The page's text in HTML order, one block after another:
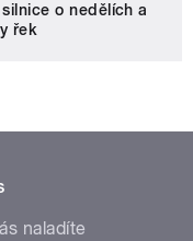
o nedělích a
řek
naladíte